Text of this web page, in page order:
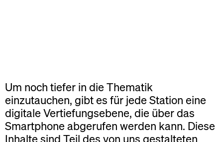
Um noch tiefer in die Thematik
einzutauchen, gibt es für jede Station eine
digitale Vertiefungsebene, die über das
Smartphone abgerufen werden kann. Diese
Inhalte sind Teil des von uns gestalteten